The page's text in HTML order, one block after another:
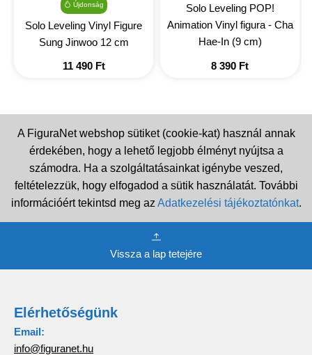
Újdonság
Solo Leveling Vinyl Figure
Sung Jinwoo 12 cm
11 490 Ft
Solo Leveling POP!
Animation Vinyl figura - Cha
Hae-In (9 cm)
8 390 Ft
A FiguraNet webshop sütiket (cookie-kat) használ annak
érdekében, hogy a lehető legjobb élményt nyújtsa a
számodra. Ha a szolgáltatásainkat igénybe veszed,
feltételezzük, hogy elfogadod a sütik használatát. További
információért tekintsd meg az Adatkezelési tájékoztatónkat.
Vissza a lap tetejére
Elérhetőségünk
Email:
info@figuranet.hu